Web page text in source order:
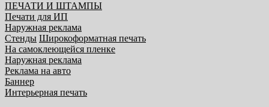
ПЕЧАТИ И ШТАМПЫ
Печати для ИП
Наружная реклама
Стенды Широкоформатная печать
На самоклеющейся пленке
Наружная реклама
Реклама на авто
Баннер
Интерьерная печать